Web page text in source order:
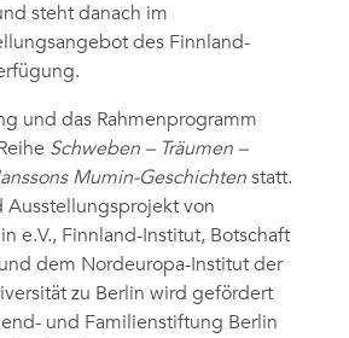
steht danach im
des Finnland-
und das Rahmenprogramm
Schweben – Träumen –
Mumin-Geschichten statt.
Ausstellungsprojekt von
e.V., Finnland-Institut, Botschaft
dem Nordeuropa-Institut der
zu Berlin wird gefördert
und Familienstiftung Berlin